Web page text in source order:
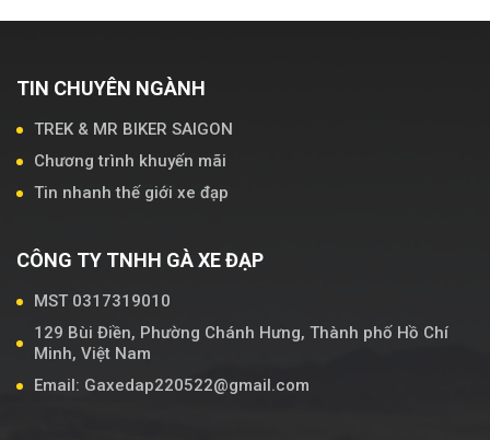
TIN CHUYÊN NGÀNH
TREK & MR BIKER SAIGON
Chương trình khuyến mãi
Tin nhanh thế giới xe đạp
CÔNG TY TNHH GÀ XE ĐẠP
MST 0317319010
129 Bùi Điền, Phường Chánh Hưng, Thành phố Hồ Chí
Minh, Việt Nam
Email: Gaxedap220522@gmail.com